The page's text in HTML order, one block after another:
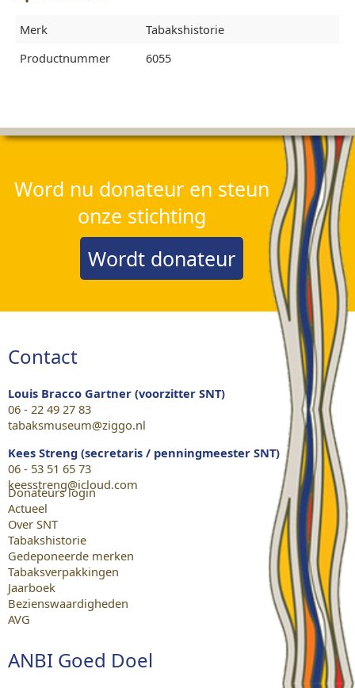
Merk
Tabakshistorie
Productnummer
6055
Word nu donateur en steun
onze stichting
Wordt donateur
Contact
Louis Bracco Gartner (voorzitter SNT)
06 - 22 49 27 83
tabaksmuseum@ziggo.nl
Kees Streng (secretaris / penningmeester SNT)
06 - 53 51 65 73
keesstreng@icloud.com
Donateurs login
Actueel
Over SNT
Tabakshistorie
Gedeponeerde merken
Tabaksverpakkingen
Jaarboek
Bezienswaardigheden
AVG
ANBI Goed Doel